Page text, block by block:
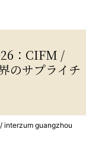
：CIFM /
のサプライチ
interzum guangzhou